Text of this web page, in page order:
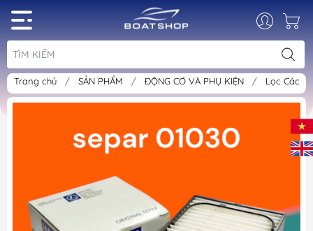
Trang chủ / SẢN PHẨM / ĐỘNG CƠ VÀ PHỤ KIỆN / Lọc Các